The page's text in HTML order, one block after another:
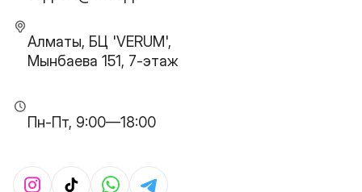
Алматы, БЦ 'VERUM',
Мынбаева 151, 7-этаж
Пн-Пт, 9:00—18:00